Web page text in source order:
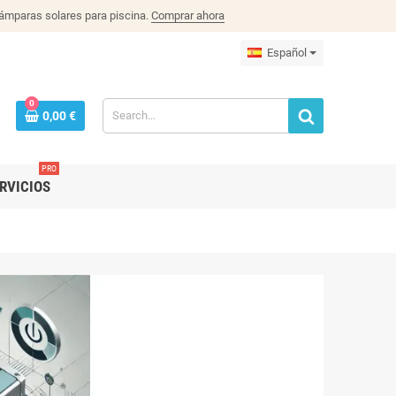
solares para piscina.Comprar ahora
Español
0
0,00 €
PRO